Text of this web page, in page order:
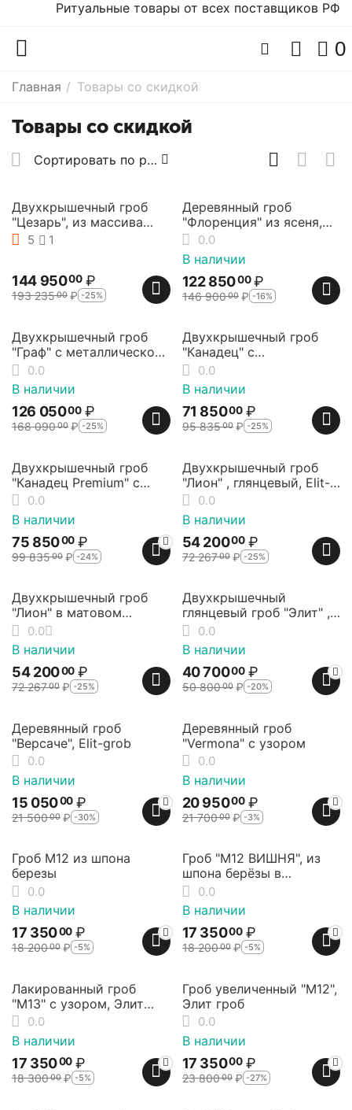
Ритуальные товары от всех поставщиков РФ
0
Главная / Товары со скидкой
Товары со скидкой
Сортировать по рейтингу продавца
Двухкрышечный гроб
"Цезарь", из массива
ольхи, Elit-grob
5 1
144 95000 ₽
193 23500 ₽ -25%
Деревянный гроб
"Флоренция" из ясеня,
матовый, new-дизайн,
Elit-grob
0.0
В наличии
122 85000 ₽
146 90000 ₽ -16%
Двухкрышечный гроб
"Граф" с металлической
фурнитурой, Дуб, Elit-
grob
0.0
В наличии
126 05000 ₽
168 09000 ₽ -25%
Двухкрышечный гроб
"Канадец" с
металлической
фурнитурой из массива
ольхи, Elit-grob
0.0
В наличии
71 85000 ₽
95 83500 ₽ -25%
Двухкрышечный гроб
"Канадец Premium" с
металлической
фурнитурой, матовый,
Elit-grob
0.0
В наличии
75 85000 ₽
99 83500 ₽ -24%
Двухкрышечный гроб
"Лион" , глянцевый, Elit-
grob
0.0
В наличии
54 20000 ₽
72 26700 ₽ -25%
Двухкрышечный гроб
"Лион" в матовом
исполнении, Elit-grob
0.0
В наличии
54 20000 ₽
72 26700 ₽ -25%
Двухкрышечный
глянцевый гроб "Элит" ,
от Elit-grob
0.0
В наличии
40 70000 ₽
50 80000 ₽ -20%
Деревянный гроб
"Версаче", Elit-grob
0.0
В наличии
15 05000 ₽
21 50000 ₽ -30%
Деревянный гроб
"Vermona" с узором
0.0
В наличии
20 95000 ₽
21 70000 ₽ -3%
Гроб М12 из шпона
березы
0.0
В наличии
17 35000 ₽
18 20000 ₽ -5%
Гроб "М12 ВИШНЯ", из
шпона берёзы в
вишнёвом окрасе
0.0
В наличии
17 35000 ₽
18 20000 ₽ -5%
Лакированный гроб
"М13" с узором, Элит
гроб.
0.0
В наличии
17 35000 ₽
18 30000 ₽ -5%
Гроб увеличенный "М12",
Элит гроб
0.0
В наличии
17 35000 ₽
23 80000 ₽ -27%